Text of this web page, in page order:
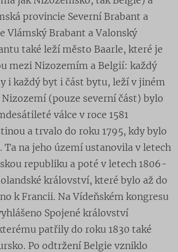
provincie Severní Brabant a
Vlámský Brabant a Valonský
také leží město Baarle, které je
mezi Nizozemím a Belgií: každý
i každý byt i část bytu, leží v jiném
Nizozemí (pouze severní část) bylo
válce v roce 1581
a trvalo do roku 1795, kdy bylo
Ta na jeho území ustanovila v letech
republiku a poté v letech 1806-
království, které bylo až do
k Francii. Na Vídeňském kongresu
Spojené království
patřily do roku 1830 také
Po odtržení Belgie vzniklo